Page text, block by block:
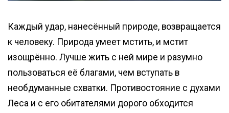
Каждый удар, нанесённый природе, возвращается
к человеку. Природа умеет мстить, и мстит
изощрённо. Лучше жить с ней мире и разумно
пользоваться её благами, чем вступать в
необдуманные схватки. Противостояние с духами
Леса и с его обитателями дорого обходится